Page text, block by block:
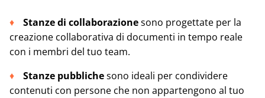
Stanze di collaborazionesono progettate per la
creazione collaborativa di documenti in tempo reale
con i membri del tuo team.
Stanze pubblichesono ideali per condividere
contenuti con persone che non appartengono al tuo